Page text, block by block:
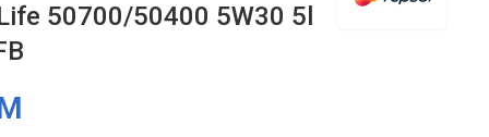
50700/50400 5W30 5l